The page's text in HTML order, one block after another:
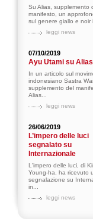
Su Alias, supplemento
manifesto, un
sul genere giallo e noir
leggi news
07/10/2019
Ayu Utami su Alias
In un articolo sul
indonesiano Sastra
supplemento del
Alias...
leggi news
26/06/2019
L’impero delle luci
segnalato su
Internazionale
L'impero delle luci, di
Young-ha, ha ricevuto
segnalazione su
in...
leggi news